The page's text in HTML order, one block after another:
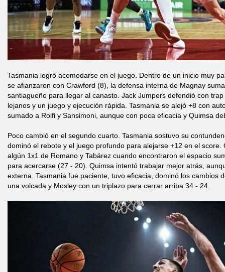
Tasmania logró acomodarse en el juego. Dentro de un inicio muy
se afianzaron con Crawford (8), la defensa interna de Magnay
santiagueño para llegar al canasto. Jack Jumpers defendió con
lejanos y un juego y ejecución rápida. Tasmania se alejó +8 con
sumado a Rolfi y Sansimoni, aunque con poca eficacia y Quimsa
Poco cambió en el segundo cuarto. Tasmania sostuvo su
dominó el rebote y el juego profundo para alejarse +12 en el
algún 1x1 de Romano y Tabárez cuando encontraron el espacio
para acercarse (27 - 20). Quimsa intentó trabajar mejor atrás,
externa. Tasmania fue paciente, tuvo eficacia, dominó los cambios
una volcada y Mosley con un triplazo para cerrar arriba 34 - 24.